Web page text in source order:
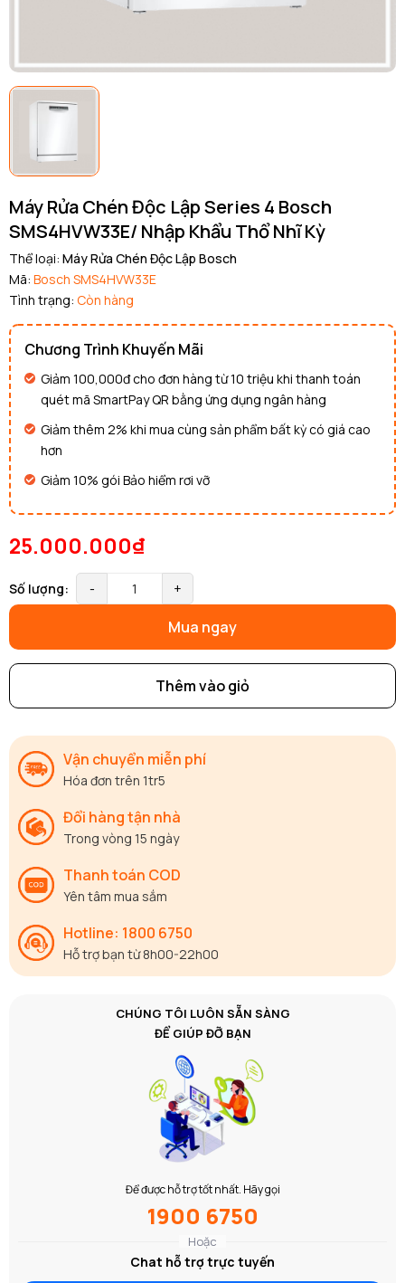
Máy Rửa Chén Độc Lập Series 4 Bosch
SMS4HVW33E/ Nhập Khẩu Thổ Nhĩ Kỳ
Thể loại: Máy Rửa Chén Độc Lập Bosch
Mã: Bosch SMS4HVW33E
Tình trạng: Còn hàng
Chương Trình Khuyến Mãi
Giảm 100,000đ cho đơn hàng từ 10 triệu khi thanh toán
quét mã SmartPay QR bằng ứng dụng ngân hàng
Giảm thêm 2% khi mua cùng sản phẩm bất kỳ có giá cao
hơn
Giảm 10% gói Bảo hiểm rơi vỡ
25.000.000₫
Số lượng: - +
Mua ngay
Thêm vào giỏ
Vận chuyển miễn phí
Hóa đơn trên 1tr5
Đổi hàng tận nhà
Trong vòng 15 ngày
Thanh toán COD
Yên tâm mua sắm
Hotline: 1800 6750
Hỗ trợ bạn từ 8h00-22h00
CHÚNG TÔI LUÔN SẴN SÀNG
ĐỂ GIÚP ĐỠ BẠN
Để được hỗ trợ tốt nhất. Hãy gọi
1900 6750
Hoặc
Chat hỗ trợ trực tuyến